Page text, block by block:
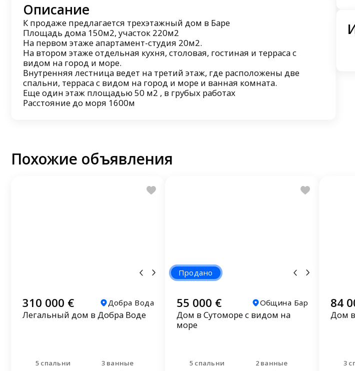
Описание
К продаже предлагается трехэтажный дом в Баре
Площадь дома 150м2, участок 220м2
На первом этаже апартамент-студия 20м2.
На втором этаже отдельная кухня, столовая, гостиная и терраса с
видом на город и море.
Внутренняя лестница ведет на третий этаж, где расположены две
спальни, терраса с видом на город и море и ванная комната.
Еще один этаж площадью 50 м2 , в грубых работах
Расстояние до моря 1600м
Похожие объявления
310 000 € Добра Вода
Легальный дом в Добра Воде
5 спальни
3 ванные
Продано
55 000 € Община Бар
Дом в Сутоморе с видом на
море
5 спальни
2 ванные
84
Дом
3